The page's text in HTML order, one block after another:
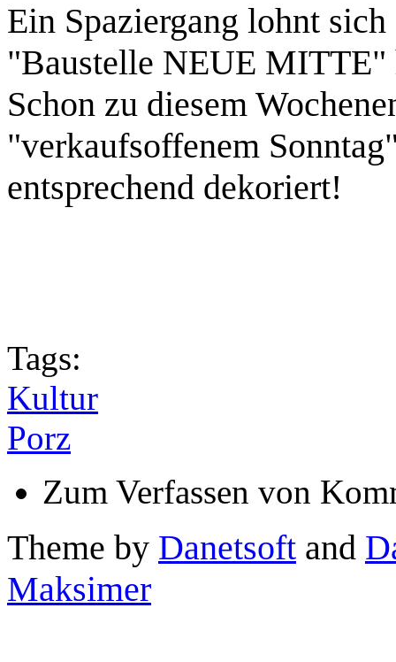
Ein Spaziergang lohnt
"Baustelle NEUE MITTE"
Schon zu diesem
"verkaufsoffenem
entsprechend dekoriert!
Tags:
Kultur
Porz
Zum Verfassen von
Theme by Danetsoft and
Maksimer